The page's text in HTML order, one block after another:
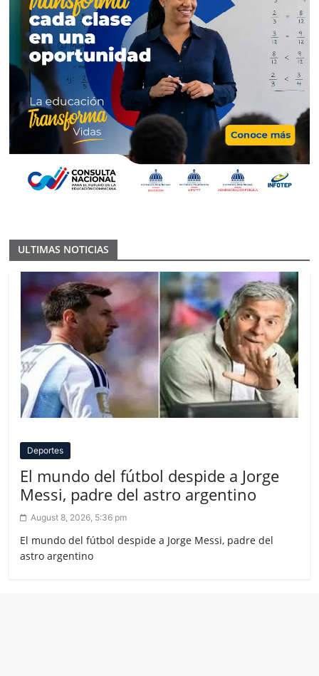
ULTIMAS NOTICIAS
Deportes
El mundo del fútbol despide a Jorge
Messi, padre del astro argentino
August 8, 2026, 5:36 pm
El mundo del fútbol despide a Jorge Messi, padre del
astro argentino